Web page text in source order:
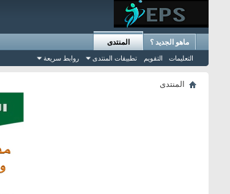
ماهو الجديد ؟ المنتدى
التعليمات التقويم تطبيقات المنتدى روابط سريعة
المنتدى